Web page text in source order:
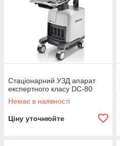
Стаціонарний УЗД апарат
експертного класу DC-80
Немає в наявності
Ціну уточнюйте